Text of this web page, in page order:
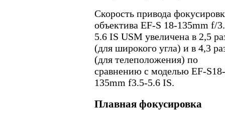
Скорость привода
объектива EF-S 18-135mm f/
5.6 IS USM увеличена в 2,5
(для широкого угла) и в 4,3
(для телеположения) по
сравнению с моделью EF-S18-
135mm f3.5-5.6 IS.
Плавная фокусировка